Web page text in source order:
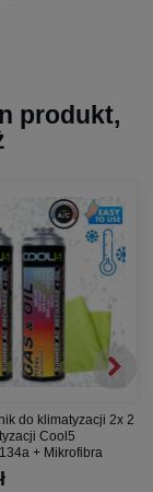
produkt,
do klimatyzacji 2x 2
Cool5
+ Mikrofibra